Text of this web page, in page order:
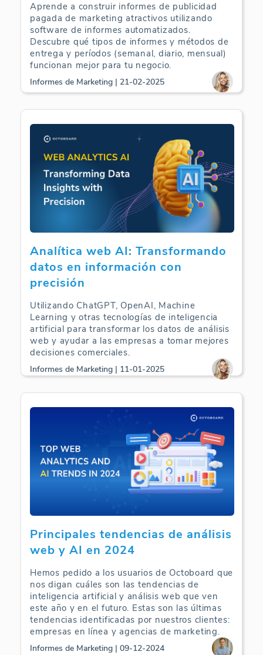
Aprende a construir informes de publicidad
pagada de marketing atractivos utilizando
software de informes automatizados.
Descubre qué tipos de informes y métodos de
entrega y períodos (semanal, diario, mensual)
funcionan mejor para tu negocio.
Informes de Marketing | 21-02-2025
Analítica web AI: Transformando
datos en información con
precisión
Utilizando ChatGPT, OpenAI, Machine
Learning y otras tecnologías de inteligencia
artificial para transformar los datos de análisis
web y ayudar a las empresas a tomar mejores
decisiones comerciales.
Informes de Marketing | 11-01-2025
Principales tendencias de análisis
web y AI en 2024
Hemos pedido a los usuarios de Octoboard que
nos digan cuáles son las tendencias de
inteligencia artificial y análisis web que ven
este año y en el futuro. Estas son las últimas
tendencias identificadas por nuestros clientes:
empresas en línea y agencias de marketing.
Informes de Marketing | 09-12-2024